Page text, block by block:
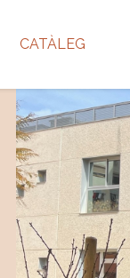
CATÀLEG